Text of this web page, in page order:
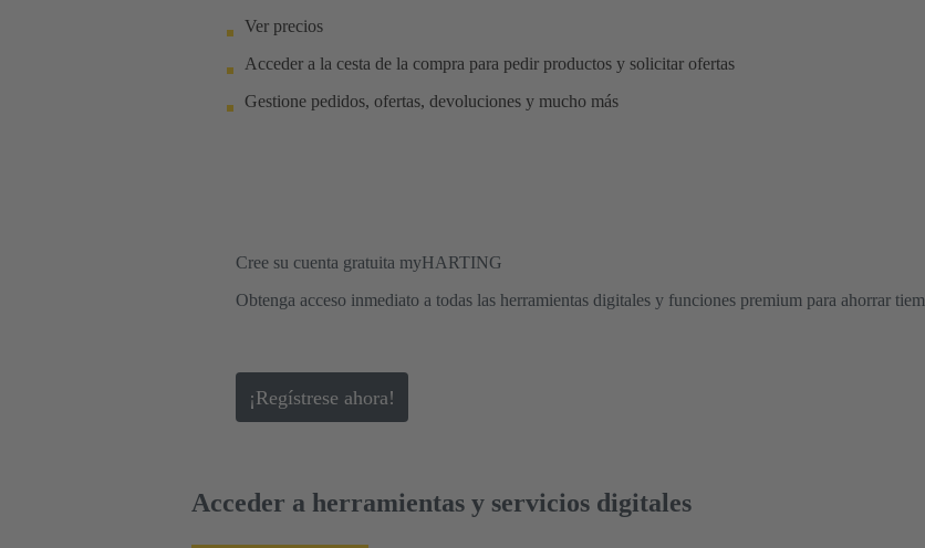
Ver precios
Acceder a la cesta de la compra para pedir productos y solicitar ofertas
Gestione pedidos, ofertas, devoluciones y mucho más
Cree su cuenta gratuita myHARTING
Obtenga acceso inmediato a todas las herramientas digitales y funciones premium para ahorrar
¡Regístrese ahora!
Acceder a herramientas y servicios digitales